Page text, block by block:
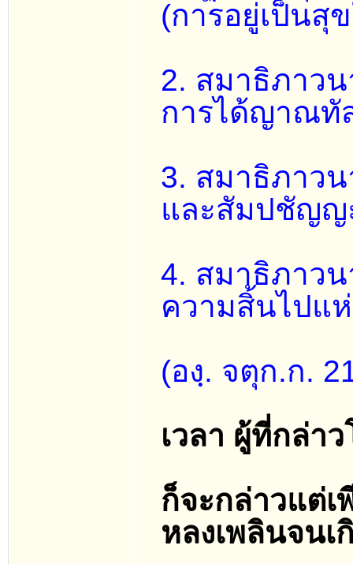
(การอยู่เป็นสุ
2. สมาธิภาว
การได้ญาณทั
3. สมาธิภาว
และสัมปชัญญ
4. สมาธิภาว
ความสิ้นไปแ
(องฺ. จตุก.ก.
เวลา ผู้ที่กล่า
ก็จะกล่าวแต่เ
หลงเพลินจนเ